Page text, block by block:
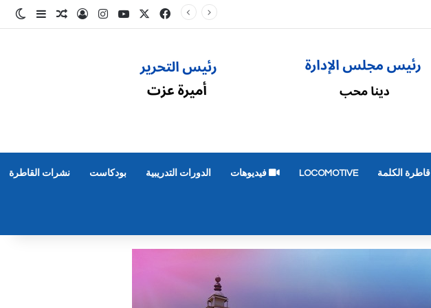
فيسبوك ‫YouTube
انستقرامتسجيل الدخول
مقالإضافة
قاطرة الكلمة LOCOMOTIVE فيديوهات الدورات التدريبية بودكاست نشرات القاطرة